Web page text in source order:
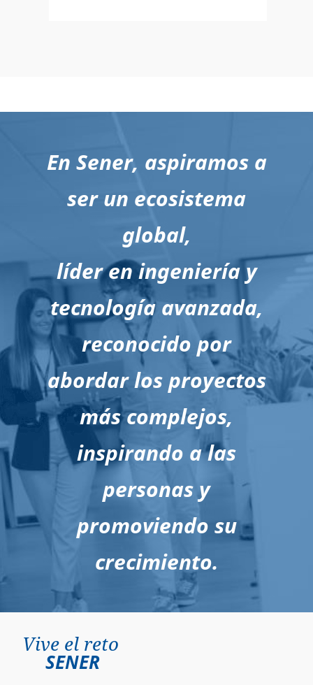
En Sener, aspiramos a
ser un ecosistema
global,
líder en ingeniería y
tecnología avanzada,
reconocido por
abordar los proyectos
más complejos,
inspirando a las
personas y
promoviendo su
crecimiento.
Vive el reto
SENER